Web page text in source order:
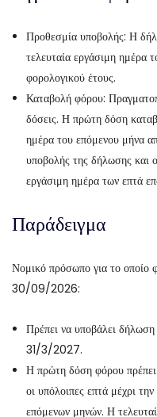
Προθεσμία υποβολής: Η
τελευταία εργάσιμη ημέρα
φορολογικού έτους.
Καταβολή φόρου:
δόσεις. Η πρώτη δόση
ημέρα του επόμενου μήνα
υποβολής της δήλωσης και
εργάσιμη ημέρα των επτά
Παράδειγμα
Νομικό πρόσωπο για το οποίο
30/09/2026:
Πρέπει να υποβάλει
31/3/2027.
Η πρώτη δόση φόρου
οι υπόλοιπες επτά μέχρι
επόμενων μηνών. Η